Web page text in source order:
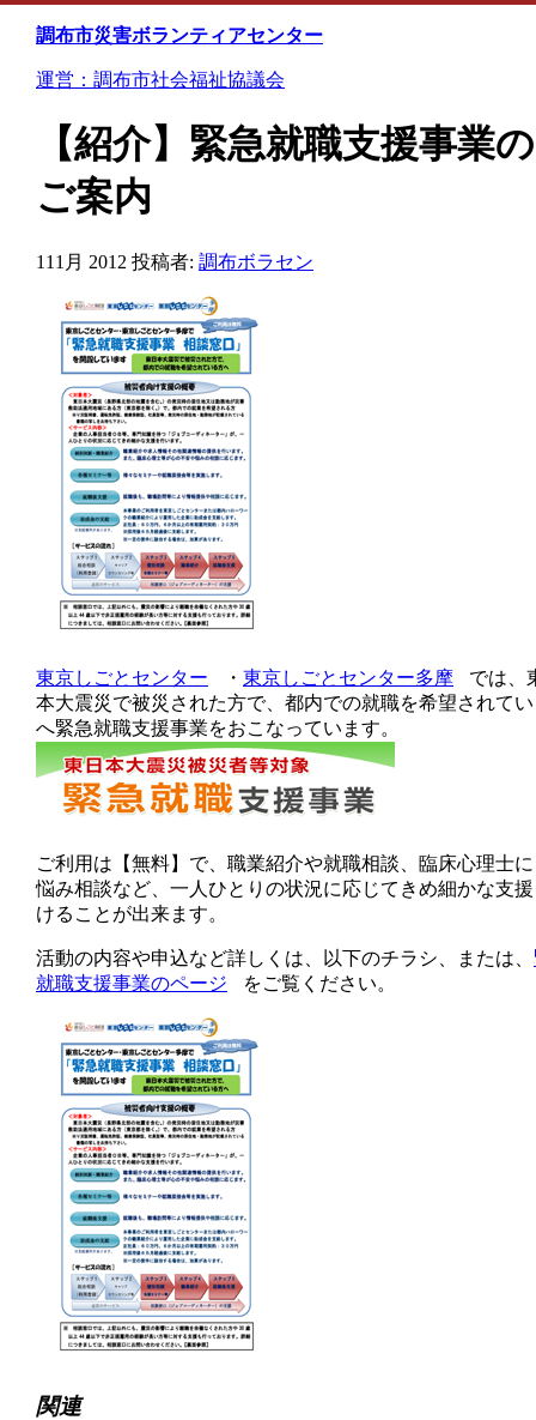
Skip
調布市災害ボランティアセンター
運営：調布市社会福祉協議会
【紹介】緊急就職支援事業の
ご案内
11 1月 2012 投稿者: 調布ボラセン
東京しごとセンター ・ 東京しごとセンター多摩
では、
本大震災で被災された方で、都内での就職を希望されて
へ緊急就職支援事業をおこなっています。
ご利用は【無料】で、職業紹介や就職相談、臨床心理士
悩み相談など、一人ひとりの状況に応じてきめ細かな支
けることが出来ます。
活動の内容や申込など詳しくは、以下のチラシ、または、
就職支援事業のページ
をご覧ください。
関連